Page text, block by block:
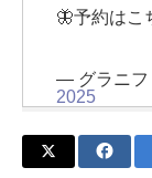
🦋予約は
— グラニフ
2025